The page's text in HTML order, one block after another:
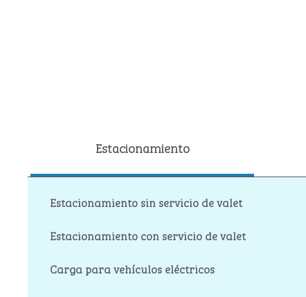
Estacionamiento
Estacionamiento sin servicio de valet
Estacionamiento con servicio de valet
Carga para vehículos eléctricos